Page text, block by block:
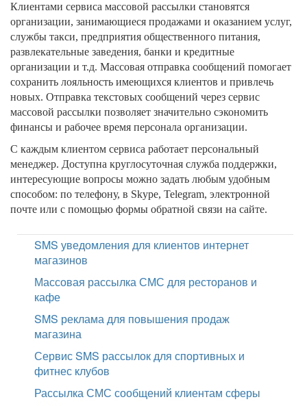
Клиентами сервиса массовой рассылки становятся
организации, занимающиеся продажами и оказанием услуг,
службы такси, предприятия общественного питания,
развлекательные заведения, банки и кредитные
организации и т.д. Массовая отправка сообщений помогает
сохранить лояльность имеющихся клиентов и привлечь
новых. Отправка текстовых сообщений через сервис
массовой рассылки позволяет значительно сэкономить
финансы и рабочее время персонала организации.
С каждым клиентом сервиса работает персональный
менеджер. Доступна круглосуточная служба поддержки,
интересующие вопросы можно задать любым удобным
способом: по телефону, в Skype, Telegram, электронной
почте или с помощью формы обратной связи на сайте.
SMS уведомления для клиентов интернет
магазинов
Массовая рассылка СМС для ресторанов и
кафе
SMS реклама для повышения продаж
магазина
Сервис SMS рассылок для спортивных и
фитнес клубов
Рассылка СМС сообщений клиентам сферы